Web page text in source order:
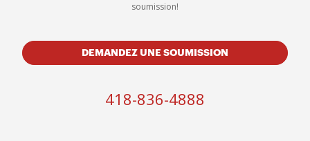
soumission!
DEMANDEZ UNE SOUMISSION
418-836-4888